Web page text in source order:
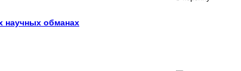
обманах